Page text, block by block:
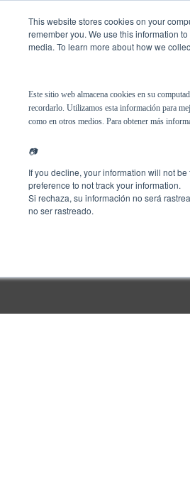
This website stores cookies on your
remember you. We use this information
media. To learn more about how we
Este sitio web almacena cookies en su
recordarlo. Utilizamos esta información para
como en otros medios. Para obtener más
📷
If you decline, your information will not
preference to not track your information.
Si rechaza, su información no será
no ser rastreado.
Español Soluciones